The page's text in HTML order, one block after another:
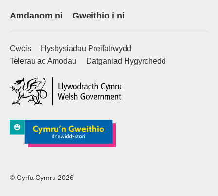
Amdanom ni Gweithio i ni
Cwcis
Hysbysiadau Preifatrwydd
Telerau ac Amodau
Datganiad Hygyrchedd
(external websiteCY)
© Gyrfa Cymru 2026